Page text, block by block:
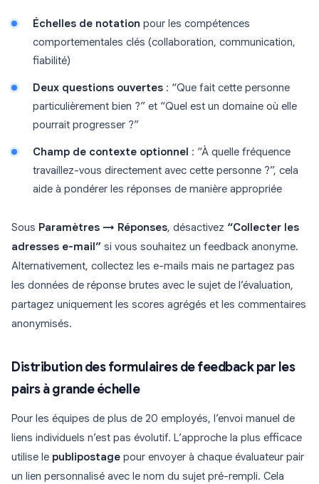
Échelles de notation pour les compétences
comportementales clés (collaboration, communication,
fiabilité)
Deux questions ouvertes : “Que fait cette personne
particulièrement bien ?” et “Quel est un domaine où elle
pourrait progresser ?”
Champ de contexte optionnel : “À quelle fréquence
travaillez-vous directement avec cette personne ?”, cela
aide à pondérer les réponses de manière appropriée
Sous Paramètres → Réponses, désactivez “Collecter les
adresses e-mail” si vous souhaitez un feedback anonyme.
Alternativement, collectez les e-mails mais ne partagez pas
les données de réponse brutes avec le sujet de l’évaluation,
partagez uniquement les scores agrégés et les commentaires
anonymisés.
Distribution des formulaires de feedback par les
pairs à grande échelle
Pour les équipes de plus de 20 employés, l’envoi manuel de
liens individuels n’est pas évolutif. L’approche la plus efficace
utilise le publipostage pour envoyer à chaque évaluateur pair
un lien personnalisé avec le nom du sujet pré-rempli. Cela